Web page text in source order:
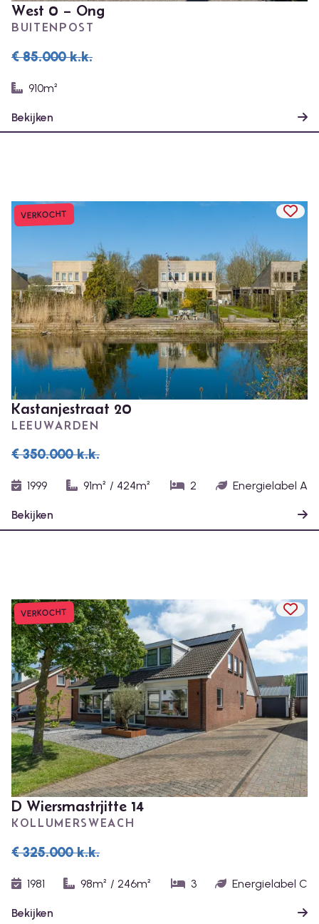
West 0 – Ong
BUITENPOST
€ 85.000k.k.
910m²
Bekijken
VERKOCHT
Kastanjestraat 20
LEEUWARDEN
€ 350.000k.k.
1999 91m² / 424m² 2 Energielabel A
Bekijken
VERKOCHT
D Wiersmastrjitte 14
KOLLUMERSWEACH
€ 325.000k.k.
1981 98m² /246m² 3 Energielabel C
Bekijken